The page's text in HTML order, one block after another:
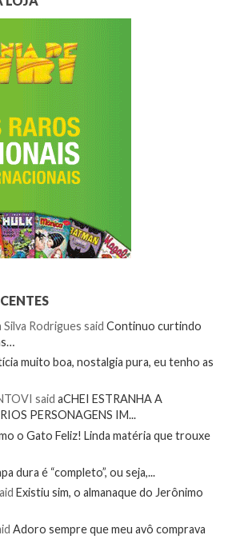
Rodrigues said Continuo curtindo
muito boa, nostalgia pura, eu tenho as
said aCHEI ESTRANHA A
PERSONAGENS IM...
o Gato Feliz! Linda matéria que trouxe
dura é “completo”, ou seja,...
Existiu sim, o almanaque do Jerônimo
Adoro sempre que meu avô comprava